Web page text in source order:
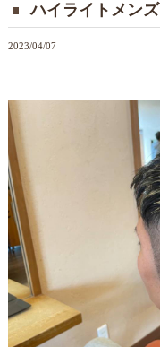
ハイライトメンズ
2023/04/07